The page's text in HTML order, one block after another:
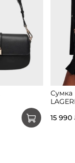
Сумка
15 990